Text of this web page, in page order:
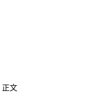
正文